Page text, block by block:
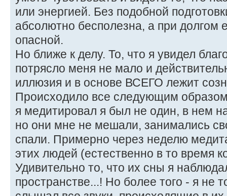
или энергией. Без подобной
абсолютно бесполезна, а при долгом
опасной.
Но ближе к делу. То, что я увидел
потрясло меня не мало и
иллюзия и в основе ВСЕГО лежит
Происходило все следующим
я медитировал я был не один, в нем
но они мне не мешали, занимались
спали. Примерно через неделю
этих людей (естественно в то время
Удивительно то, что их сны я
пространстве...! Но более того - я не